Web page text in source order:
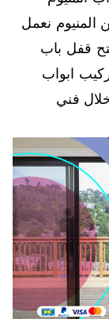
المنيوم نعمل
قفل باب
ابواب
فني